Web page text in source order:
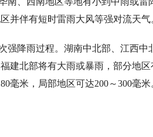
并伴有短时雷雨大风等强对流天气
强降雨过程。湖南中北部、江西
建北部将有大雨或暴雨，部分地
毫米，局部地区可达200～300毫米